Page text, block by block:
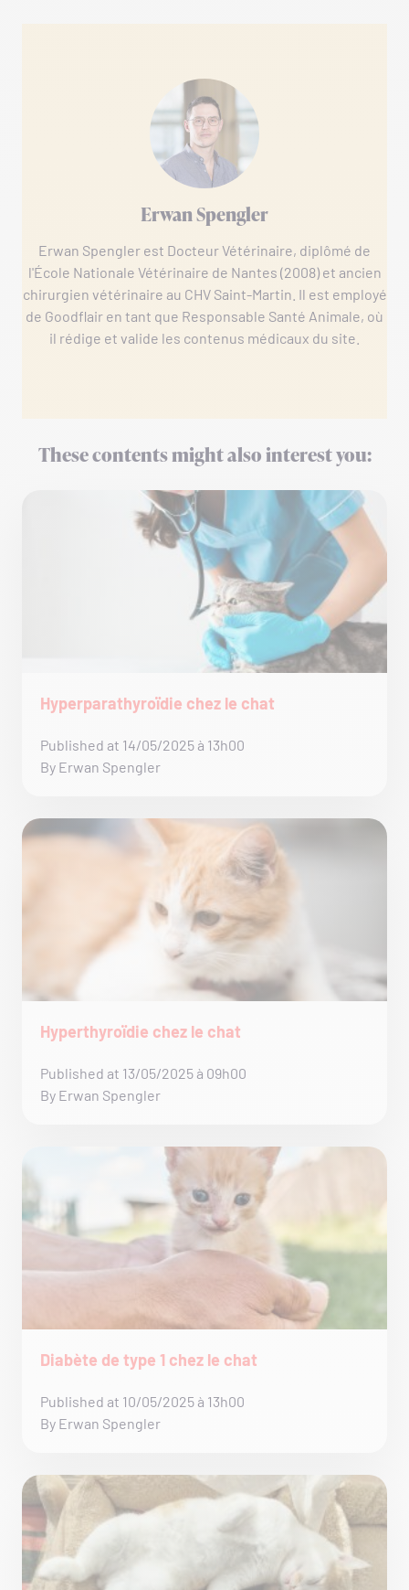
Erwan Spengler
Erwan Spengler est Docteur Vétérinaire, diplômé de
l'École Nationale Vétérinaire de Nantes (2008) et ancien
chirurgien vétérinaire au CHV Saint-Martin. Il est employé
de Goodflair en tant que Responsable Santé Animale, où
il rédige et valide les contenus médicaux du site.
These contents might also interest you:
Hyperparathyroïdie chez le chat
Published at 14/05/2025 à 13h00
By Erwan Spengler
Hyperthyroïdie chez le chat
Published at 13/05/2025 à 09h00
By Erwan Spengler
Diabète de type 1 chez le chat
Published at 10/05/2025 à 13h00
By Erwan Spengler